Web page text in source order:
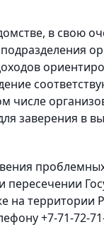
в свою
числе
заверения в
на территории
+7-71-72-